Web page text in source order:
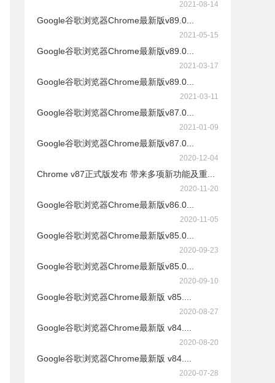
2021-08-14
Google谷歌浏览器Chrome最新版v89.0...
2021-05-15
Google谷歌浏览器Chrome最新版v89.0...
2021-03-17
Google谷歌浏览器Chrome最新版v89.0...
2021-03-11
Google谷歌浏览器Chrome最新版v87.0...
2021-01-09
Google谷歌浏览器Chrome最新版v87.0...
2020-12-04
Chrome v87正式版发布 带来多项新功能及重...
2020-11-20
Google谷歌浏览器Chrome最新版v86.0...
2020-11-05
Google谷歌浏览器Chrome最新版v85.0...
2020-09-23
Google谷歌浏览器Chrome最新版v85.0...
2020-09-10
Google谷歌浏览器Chrome最新版 v85....
2020-08-27
Google谷歌浏览器Chrome最新版 v84....
2020-08-20
Google谷歌浏览器Chrome最新版 v84....
2020-07-28